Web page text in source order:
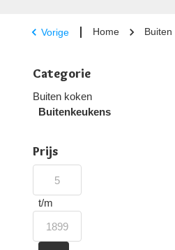
Vorige Home Buiten
Categorie
Buiten koken
Buitenkeukens
Prijs
t/m